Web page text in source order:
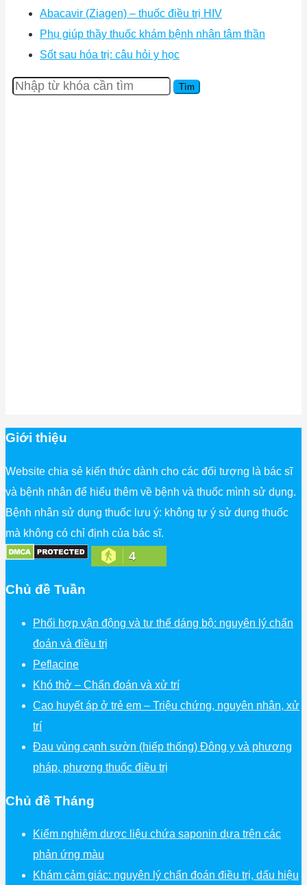
Abacavir (Ziagen) – thuốc điều trị HIV
Phụ giúp thầy thuốc khám bệnh nhân tâm thần
Sốt sau hóa trị: câu hỏi y học
Giới thiệu
Website chia sẻ kiến thức dành cho các đối tượng là bác sĩ
và bệnh nhân để hiểu thêm về bệnh và thuốc mình sử dụng.
Bệnh nhân sử dụng thuốc lưu ý: không tự ý sử dụng thuốc
mà không có chỉ định của bác sĩ.
4
Chủ đề Tuần
Phối hợp vận động và tư thế dáng bộ: nguyên lý chẩn
đoán và điều trị
Peflacine
Khó thở – Chẩn đoán và xử trí
Cao huyết áp ở trẻ em – Triệu chứng, nguyên nhân, xử
trí
Đau vùng cạnh sườn (hiếp thống) Đông y và phương
pháp, phương thuốc điều trị
Chủ đề Tháng
Kiểm nghiệm dược liệu chứa saponin dựa trên các
phản ứng màu
Khám cảm giác: nguyên lý chẩn đoán điều trị, dấu hiệu